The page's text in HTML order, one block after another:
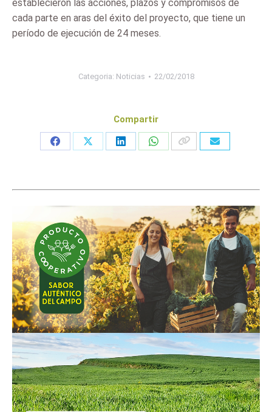
establecieron las acciones, plazos y compromisos de
cada parte en aras del éxito del proyecto, que tiene un
período de ejecución de 24 meses.
Categoria: Noticias 22/02/2018
Compartir
Share
Share
Share
Share